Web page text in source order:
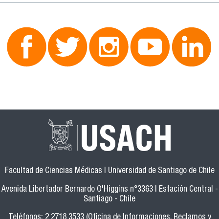
Facultad de Ciencias Médicas | Universidad de Santiago de Chile
Avenida Libertador Bernardo O'Higgins n°3363 | Estación Central -
Santiago - Chile